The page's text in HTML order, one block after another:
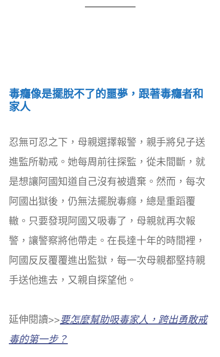
毒癮像是擺脫不了的噩夢，跟著毒癮者和
家人
忍無可忍之下，母親選擇報警，親手將兒子送
進監所勒戒。她每周前往探監，從未間斷，就
是想讓阿國知道自己沒有被遺棄。然而，每次
阿國出獄後，仍無法擺脫毒癮，總是重蹈覆
轍。只要發現阿國又吸毒了，母親就再次報
警，讓警察將他帶走。在長達十年的時間裡，
阿國反反覆覆進出監獄，每一次母親都堅持親
手送他進去，又親自探望他。
延伸閱讀>>要怎麼幫助吸毒家人，跨出勇敢戒
毒的第一步？